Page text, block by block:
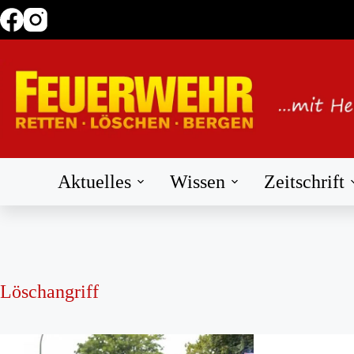
Zum
Inhalt
Aktuelles Wissen Zeitschrift
Löschangriff